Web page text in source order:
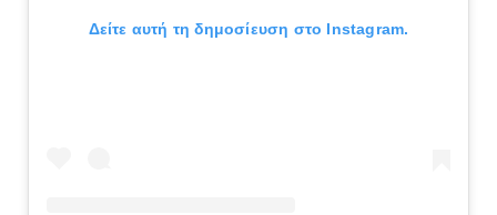
Δείτε αυτή τη δημοσίευση στο Instagram.